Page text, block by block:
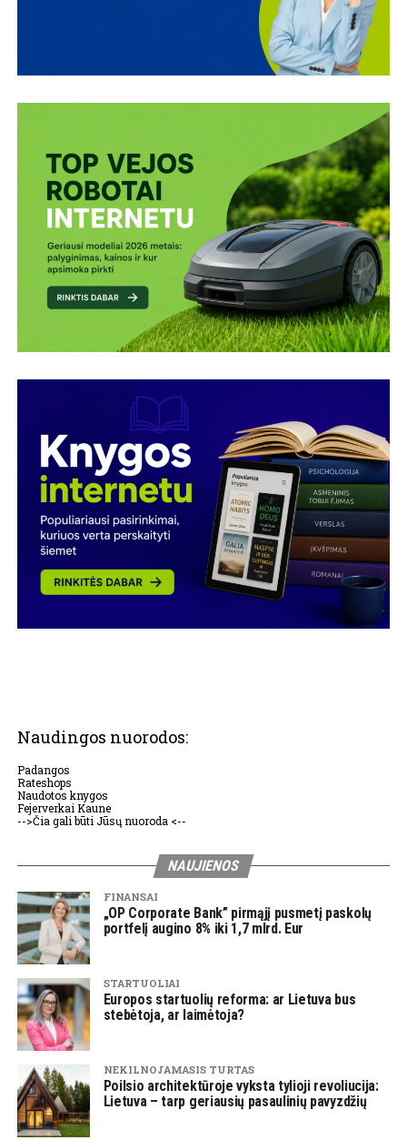
Naudingos nuorodos:
Padangos
Rateshops
Naudotos knygos
Fejerverkai Kaune
-->Čia gali būti Jūsų nuoroda <--
NAUJIENOS
FINANSAI
„OP Corporate Bank” pirmąjį pusmetį paskolų
portfelį augino 8% iki 1,7 mlrd. Eur
STARTUOLIAI
Europos startuolių reforma: ar Lietuva bus
stebėtoja, ar laimėtoja?
NEKILNOJAMASIS TURTAS
Poilsio architektūroje vyksta tylioji revoliucija:
Lietuva – tarp geriausių pasaulinių pavyzdžių